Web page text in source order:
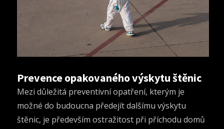
Prevence opakovaného výskytu štěnic
Mezi důležitá preventivní opatření, kterým je
možné do budoucna předejít dalšímu výskytu
štěnic, je především ostražitost při příchodu domů